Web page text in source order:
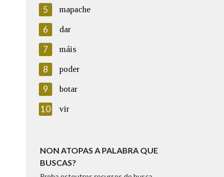
5 mapache
6 dar
7 máis
8 poder
9 botar
10 vir
NON ATOPAS A PALABRA QUE
BUSCAS?